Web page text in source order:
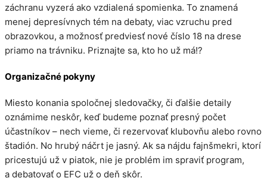
záchranu vyzerá ako vzdialená spomienka. To znamená
menej depresívnych tém na debaty, viac vzruchu pred
obrazovkou, a možnosť predviesť nové číslo 18 na drese
priamo na trávniku. Priznajte sa, kto ho už má!?
Organizačné pokyny
Miesto konania spoločnej sledovačky, či ďalšie detaily
oznámime neskôr, keď budeme poznať presný počet
účastníkov – nech vieme, či rezervovať klubovňu alebo rovno
štadión. No hrubý náčrt je jasný. Ak sa nájdu fajnšmekri, ktorí
pricestujú už v piatok, nie je problém im spraviť program,
a debatovať o EFC už o deň skôr.